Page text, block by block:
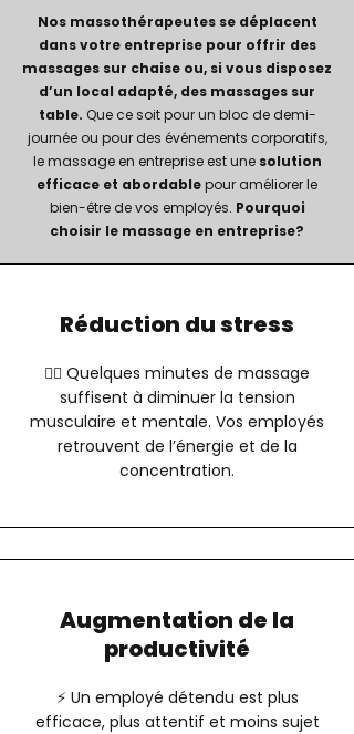
Nos massothérapeutes se déplacent
dans votre entreprise pour offrir des
massages sur chaise ou, si vous disposez
d’un local adapté, des massages sur
table. Que ce soit pour un bloc de demi-
journée ou pour des événements corporatifs,
le massage en entreprise est une solution
efficace et abordablepour améliorer le
bien-être de vos employés. Pourquoi
choisir le massage en entreprise?
Réduction du stress
💆‍♂️ Quelques minutes de massage
suffisent à diminuer la tension
musculaire et mentale. Vos employés
retrouvent de l’énergie et de la
concentration.
Augmentation de la
productivité
⚡ Un employé détendu est plus
efficace, plus attentif et moins sujet